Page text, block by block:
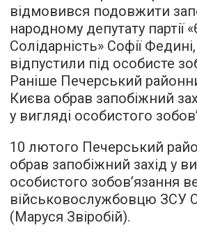
відмовився подовжити
народному депутату партії
Солідарність» Софії
відпустили під особисте
Раніше Печерський
Києва обрав запобіжний
у вигляді особистого
10 лютого Печерський
обрав запобіжний захід у
особистого зобов’язання
військовослужбовцю ЗСУ
(Маруся Звіробій).